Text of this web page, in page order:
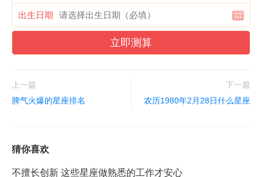
出生日期
立即测算
上一篇
脾气火爆的星座排名
下一篇
农历1980年2月28日什么星座
猜你喜欢
不擅长创新 这些星座做熟悉的工作才安心